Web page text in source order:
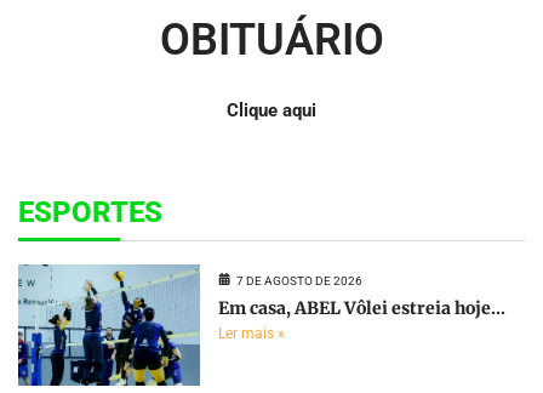
OBITUÁRIO
Clique aqui
ESPORTES
7 DE AGOSTO DE 2026
Em casa, ABEL Vôlei estreia hoje...
Ler mais »